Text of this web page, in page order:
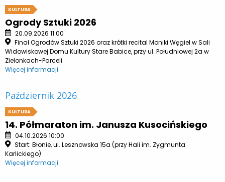
KULTURA
Ogrody Sztuki 2026
20.09.2026 11:00
Finał Ogrodów Sztuki 2026 oraz krótki recital Moniki Węgiel w Sali
Widowiskowej Domu Kultury Stare Babice, przy ul. Południowej 2a w
Zielonkach-Parceli
Więcej informacji
Październik 2026
KULTURA
14. Półmaraton im. Janusza Kusocińskiego
04.10.2026 10:00
Start: Błonie, ul. Lesznowska 15a (przy Hali im. Zygmunta
Karlickiego)
Więcej informacji